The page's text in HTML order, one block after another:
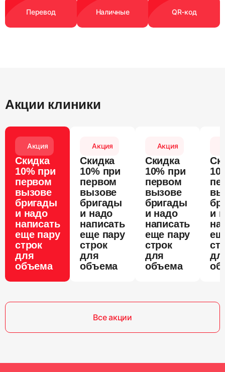
Перевод Наличные QR-код
Акции клиники
Акция
Скидка
10% при
первом
вызове
бригады
и надо
написать
еще пару
строк
для
объема
Акция
Скидка
10% при
первом
вызове
бригады
и надо
написать
еще пару
строк
для
объема
Акция
Скидка
10% при
первом
вызове
бригады
и надо
написать
еще пару
строк
для
объема
и
Все акции